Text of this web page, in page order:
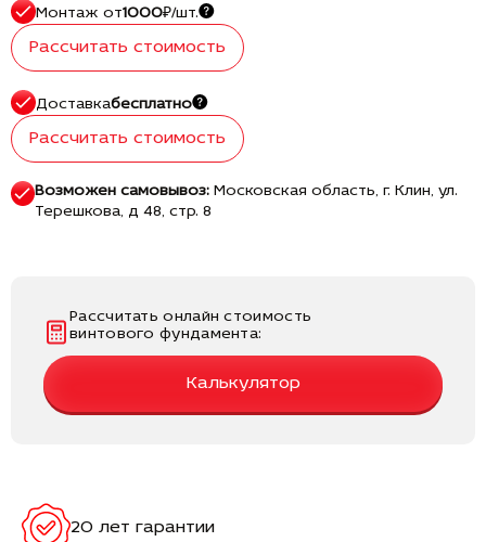
Монтаж от1000₽/шт.
Рассчитать стоимость
Доставкабесплатно
Рассчитать стоимость
Возможен самовывоз:Московская область, г. Клин, ул.
Терешкова, д 48, стр. 8
Рассчитать онлайн стоимость
винтового фундамента:
Калькулятор
20 лет гарантии